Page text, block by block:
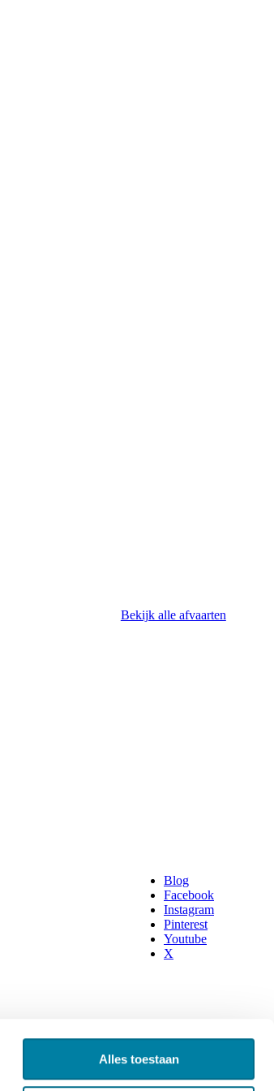
Alles toestaan
Bekijk alle afvaarten
Blog
Facebook
Instagram
Pinterest
Youtube
X